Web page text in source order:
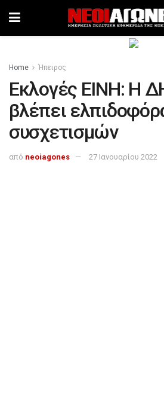
Home Ήπειρος
Εκλογές ΕΙΝΗ: Η
βλέπει
συσχετισμών
από neoiagones 27 Ιανουαρίου 2022